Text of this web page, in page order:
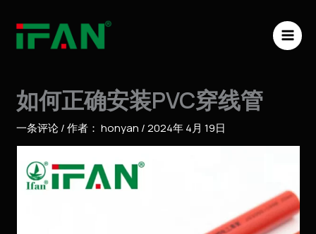
如何正确安装PVC穿线管
一条评论/ 作者： honyan /2024年 4月 19日